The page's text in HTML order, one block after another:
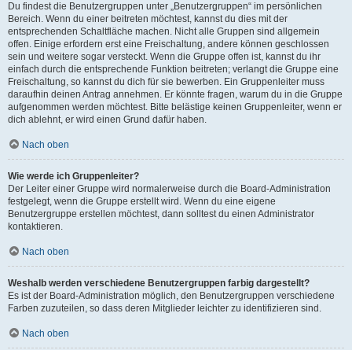
Du findest die Benutzergruppen unter „Benutzergruppen“ im persönlichen
Bereich. Wenn du einer beitreten möchtest, kannst du dies mit der
entsprechenden Schaltfläche machen. Nicht alle Gruppen sind allgemein
offen. Einige erfordern erst eine Freischaltung, andere können geschlossen
sein und weitere sogar versteckt. Wenn die Gruppe offen ist, kannst du ihr
einfach durch die entsprechende Funktion beitreten; verlangt die Gruppe eine
Freischaltung, so kannst du dich für sie bewerben. Ein Gruppenleiter muss
daraufhin deinen Antrag annehmen. Er könnte fragen, warum du in die Gruppe
aufgenommen werden möchtest. Bitte belästige keinen Gruppenleiter, wenn er
dich ablehnt, er wird einen Grund dafür haben.
Nach oben
Wie werde ich Gruppenleiter?
Der Leiter einer Gruppe wird normalerweise durch die Board-Administration
festgelegt, wenn die Gruppe erstellt wird. Wenn du eine eigene
Benutzergruppe erstellen möchtest, dann solltest du einen Administrator
kontaktieren.
Nach oben
Weshalb werden verschiedene Benutzergruppen farbig dargestellt?
Es ist der Board-Administration möglich, den Benutzergruppen verschiedene
Farben zuzuteilen, so dass deren Mitglieder leichter zu identifizieren sind.
Nach oben